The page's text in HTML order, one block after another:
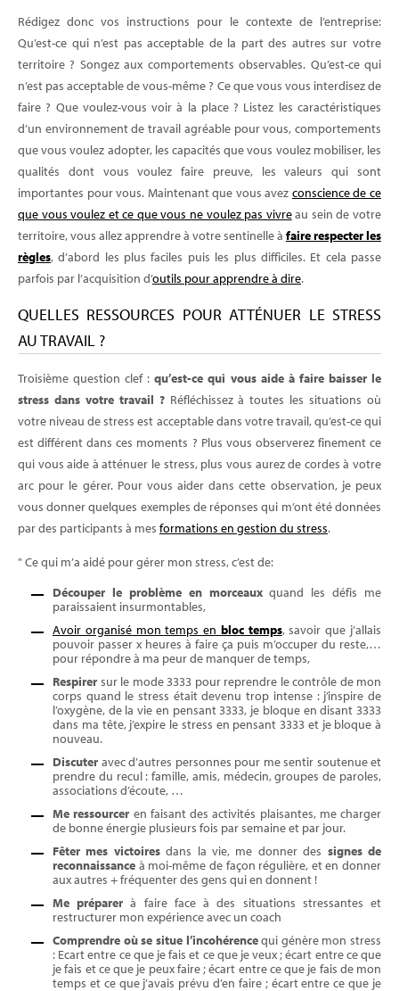
Rédigez donc vos instructions pour le contexte de l’entreprise:
Qu’est-ce qui n’est pas acceptable de la part des autres sur votre
territoire ? Songez aux comportements observables. Qu’est-ce qui
n’est pas acceptable de vous-même ? Ce que vous vous interdisez de
faire ? Que voulez-vous voir à la place ? Listez les caractéristiques
d’un environnement de travail agréable pour vous, comportements
que vous voulez adopter, les capacités que vous voulez mobiliser, les
qualités dont vous voulez faire preuve, les valeurs qui sont
importantes pour vous. Maintenant que vous avez conscience de ce
que vous voulez et ce que vous ne voulez pas vivreau sein de votre
territoire, vous allez apprendre à votre sentinelle à faire respecter les
règles, d’abord les plus faciles puis les plus difficiles. Et cela passe
parfois par l’acquisition d’outils pour apprendre à dire.
QUELLES RESSOURCES POUR ATTÉNUER LE STRESS
AU TRAVAIL ?
Troisième question clef :qu’est-ce qui vous aide à faire baisser le
stress dans votre travail ?Réfléchissez à toutes les situations où
votre niveau de stress est acceptable dans votre travail, qu’est-ce qui
est différent dans ces moments ? Plus vous observerez finement ce
qui vous aide à atténuer le stress, plus vous aurez de cordes à votre
arc pour le gérer. Pour vous aider dans cette observation, je peux
vous donner quelques exemples de réponses qui m’ont été données
par des participants à mes formations en gestion du stress.
" Ce qui m’a aidé pour gérer mon stress, c’est de:
Découper le problème en morceauxquand les défis me
paraissaient insurmontables,
Avoir organisé mon temps en bloc temps, savoir que j’allais
pouvoir passer x heures à faire ça puis m’occuper du reste,…
pour répondre à ma peur de manquer de temps,
Respirer sur le mode 3333 pour reprendre le contrôle de mon
corps quand le stress était devenu trop intense : j’inspire de
l’oxygène, de la vie en pensant 3333, je bloque en disant 3333
dans ma tête, j’expire le stress en pensant 3333 et je bloque à
nouveau.
Discuter avec d’autres personnes pour me sentir soutenue et
prendre du recul : famille, amis, médecin, groupes de paroles,
associations d’écoute, …
Me ressourcer en faisant des activités plaisantes, me charger
de bonne énergie plusieurs fois par semaine et par jour.
Fêter mes victoiresdans la vie, me donner des signes de
reconnaissance à moi-même de façon régulière, et en donner
aux autres + fréquenter des gens qui en donnent !
Me préparer à faire face à des situations stressantes et
restructurer mon expérience avec un coach
Comprendre où se situe l’incohérencequi génère mon stress
: Ecart entre ce que je fais et ce que je veux ; écart entre ce que
je fais et ce que je peux faire ; écart entre ce que je fais de mon
temps et ce que j’avais prévu d’en faire ; écart entre ce que je